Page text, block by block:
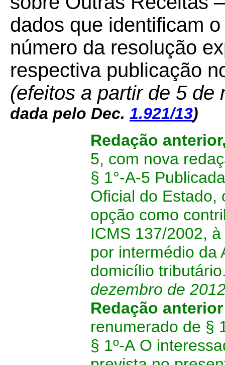
dados que identificam
número da resolução
respectiva publicação
(efeitos a partir de 5 de
dada pelo Dec. 1.921/13)
Redação
5, com nova
§ 1°-A-5
Oficial do Estado,
opção como
ICMS 137/2002,
por intermédio da
domicílio
dezembro de
Redação
renumerado de §
§ 1º-A O